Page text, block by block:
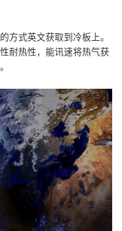
方式英文获取到冷板上。
耐热性，能讯速将热气获